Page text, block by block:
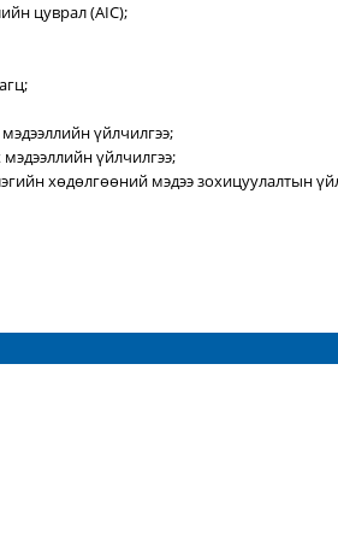
цуврал (AIC);
үйлчилгээ;
үйлчилгээ;
хөдөлгөөний мэдээ зохицуулалтын